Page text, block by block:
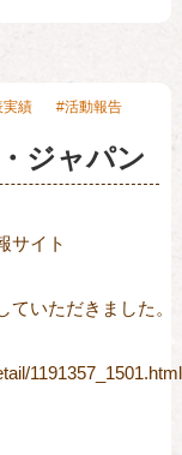
実績 活動報告
ジャパン
サイト
いただきました。
1191357_1501.html